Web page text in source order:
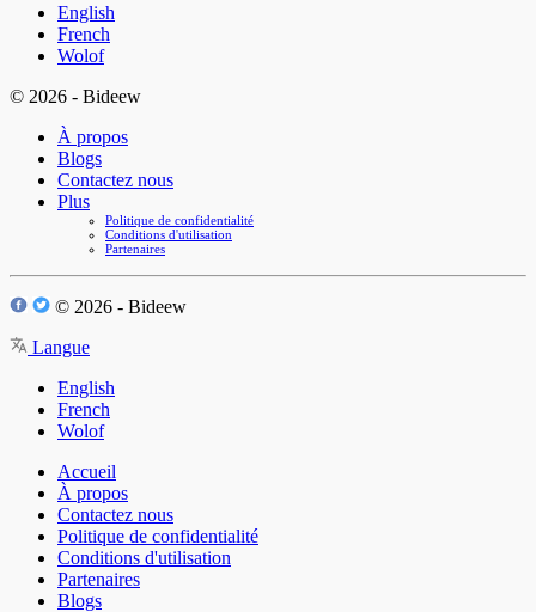
English
French
Wolof
© 2026 - Bideew
À propos
Blogs
Contactez nous
Plus
Politique de confidentialité
Conditions d'utilisation
Partenaires
© 2026 - Bideew
Langue
English
French
Wolof
Accueil
À propos
Contactez nous
Politique de confidentialité
Conditions d'utilisation
Partenaires
Blogs